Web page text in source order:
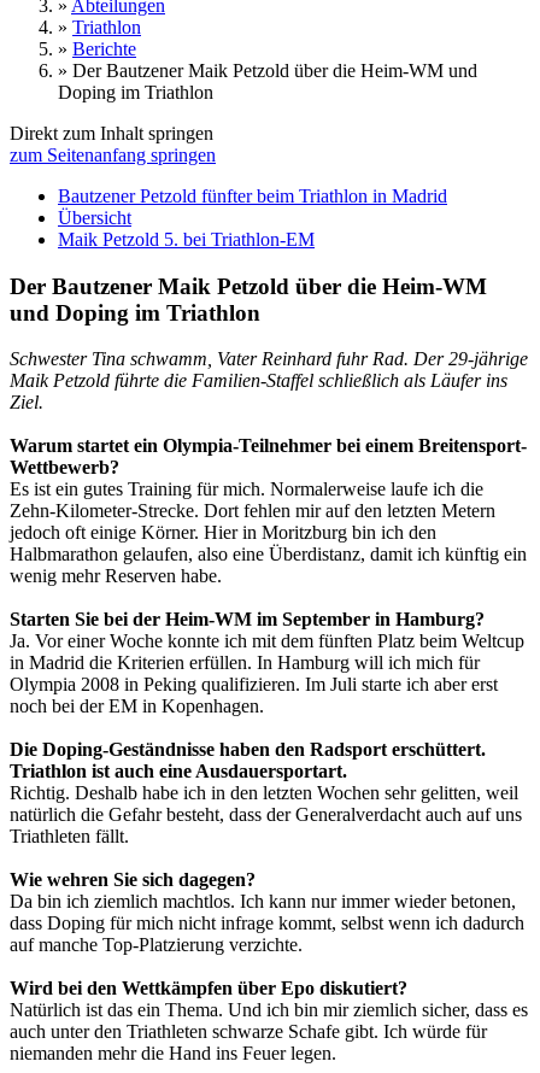
» Abteilungen
» Triathlon
» Berichte
» Der Bautzener Maik Petzold über die Heim-WM und
Doping im Triathlon
Direkt zum Inhalt springen
zum Seitenanfang springen
Bautzener Petzold fünfter beim Triathlon in Madrid
Übersicht
Maik Petzold 5. bei Triathlon-EM
Der Bautzener Maik Petzold über die Heim-WM
und Doping im Triathlon
Schwester Tina schwamm, Vater Reinhard fuhr Rad. Der 29-jährige
Maik Petzold führte die Familien-Staffel schließlich als Läufer ins
Ziel.
Warum startet ein Olympia-Teilnehmer bei einem Breitensport-
Wettbewerb?
Es ist ein gutes Training für mich. Normalerweise laufe ich die
Zehn-Kilometer-Strecke. Dort fehlen mir auf den letzten Metern
jedoch oft einige Körner. Hier in Moritzburg bin ich den
Halbmarathon gelaufen, also eine Überdistanz, damit ich künftig ein
wenig mehr Reserven habe.
Starten Sie bei der Heim-WM im September in Hamburg?
Ja. Vor einer Woche konnte ich mit dem fünften Platz beim Weltcup
in Madrid die Kriterien erfüllen. In Hamburg will ich mich für
Olympia 2008 in Peking qualifizieren. Im Juli starte ich aber erst
noch bei der EM in Kopenhagen.
Die Doping-Geständnisse haben den Radsport erschüttert.
Triathlon ist auch eine Ausdauersportart.
Richtig. Deshalb habe ich in den letzten Wochen sehr gelitten, weil
natürlich die Gefahr besteht, dass der Generalverdacht auch auf uns
Triathleten fällt.
Wie wehren Sie sich dagegen?
Da bin ich ziemlich machtlos. Ich kann nur immer wieder betonen,
dass Doping für mich nicht infrage kommt, selbst wenn ich dadurch
auf manche Top-Platzierung verzichte.
Wird bei den Wettkämpfen über Epo diskutiert?
Natürlich ist das ein Thema. Und ich bin mir ziemlich sicher, dass es
auch unter den Triathleten schwarze Schafe gibt. Ich würde für
niemanden mehr die Hand ins Feuer legen.